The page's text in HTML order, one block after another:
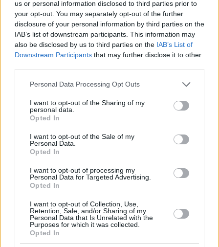
us or personal information disclosed to third parties prior to
your opt-out. You may separately opt-out of the further
disclosure of your personal information by third parties on the
IAB’s list of downstream participants. This information may
also be disclosed by us to third parties on the IAB’s List of
Downstream Participants that may further disclose it to other
Please note that this website/app uses one or more Google
not limited to your visit or usage behaviour. You may click to
grant or deny consent to Google and its third-party tags to
use your data for below specified purposes in below Google
consent section.
Personal Data Processing Opt Outs
I want to opt-out of the Sharing of my
personal data.
Opted In
I want to opt-out of the Sale of my
Personal Data.
Opted In
I want to opt-out of processing my
Personal Data for Targeted Advertising.
Opted In
I want to opt-out of Collection, Use,
Retention, Sale, and/or Sharing of my
Personal Data that Is Unrelated with the
Purposes for which it was collected.
Opted In